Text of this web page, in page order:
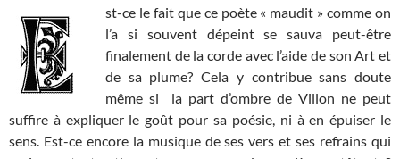
st-ce le fait que ce poète « maudit » comme on
l’a si souvent dépeint se sauva peut-être
finalement de la corde avec l’aide de son Art et
de sa plume? Cela y contribue sans doute
même si la part d’ombre de Villon ne peut
suffire à expliquer le goût pour sa poésie, ni à en épuiser le
sens. Est-ce encore la musique de ses vers et ses refrains qui